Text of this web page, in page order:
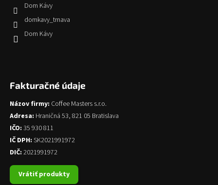
Dom Kávy
domkavy_trnava
Dom Kávy
Fakturačné údaje
Názov firmy: Coffee Masters s.r.o.
Adresa: Hraničná 53, 821 05 Bratislava
IČO: 35 930 811
IČ DPH: SK2021991972
DIČ: 2021991972
Vrátiť produkty